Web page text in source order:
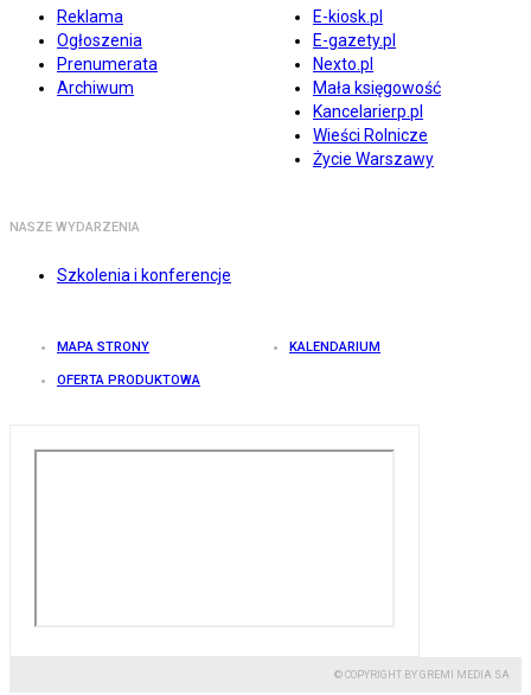
Reklama
Ogłoszenia
Prenumerata
Archiwum
E-kiosk.pl
E-gazety.pl
Nexto.pl
Mała księgowość
Kancelarierp.pl
Wieści Rolnicze
Życie Warszawy
NASZE WYDARZENIA
Szkolenia i konferencje
MAPA STRONY KALENDARIUM
OFERTA PRODUKTOWA
© COPYRIGHT BY GREMI MEDIA SA